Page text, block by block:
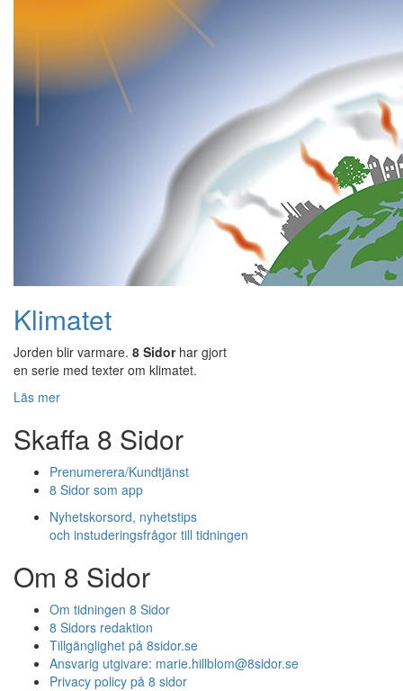
Klimatet
Jorden blir varmare. 8 Sidorhar gjort
en serie med texter om klimatet.
Läs mer
Skaffa 8 Sidor
Prenumerera/Kundtjänst
8 Sidor som app
Nyhetskorsord, nyhetstips
och instuderingsfrågor till tidningen
Om 8 Sidor
Om tidningen 8 Sidor
8 Sidors redaktion
Tillgänglighet på 8sidor.se
Ansvarig utgivare: marie.hillblom@8sidor.se
Privacy policy på 8 sidor